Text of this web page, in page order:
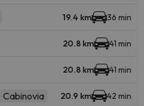
19.4 km 36 min
20.8 km 41 min
20.8 km 41 min
Cabinovia 20.9 km 42 min